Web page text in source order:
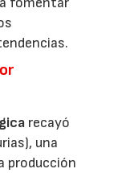
recayó
una
producción